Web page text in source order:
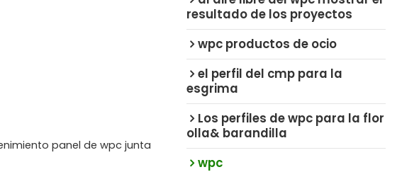
panel de wpc junta
resultado de los proyectos
wpc productos de ocio
el perfil del cmp para la
esgrima
Los perfiles de wpc para la flor
olla& barandilla
wpc